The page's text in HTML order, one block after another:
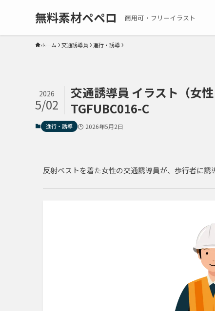
無料素材ペペロ 商用可・フリーイラスト
ホーム 交通誘導員 進行・誘導
交通誘導員 イラスト（女
TGFUBC016-C
2026
5/02
進行・誘導 2026年5月2日
反射ベストを着た女性の交通誘導員が、歩行者に誘